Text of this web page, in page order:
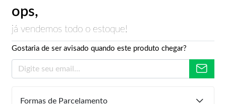
ops,
já vendemos todo o estoque!
Gostaria de ser avisado quando este produto chegar?
Formas de Parcelamento